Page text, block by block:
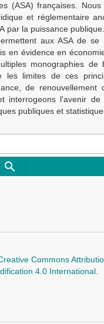
(ASA) françaises.
et réglementaire
par la puissance
aux ASA de
en évidence en
monographies de
les limites de ces
de renouvellement
interrogeons l'avenir de
publiques et
Commons
4.0 International.